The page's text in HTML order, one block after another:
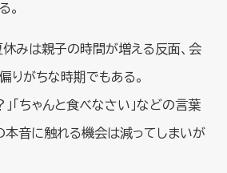
。
休みは親子の時間が増える反面、会
りがちな時期でもある。
」「ちゃんと食べなさい」などの言葉
本音に触れる機会は減ってしまいが